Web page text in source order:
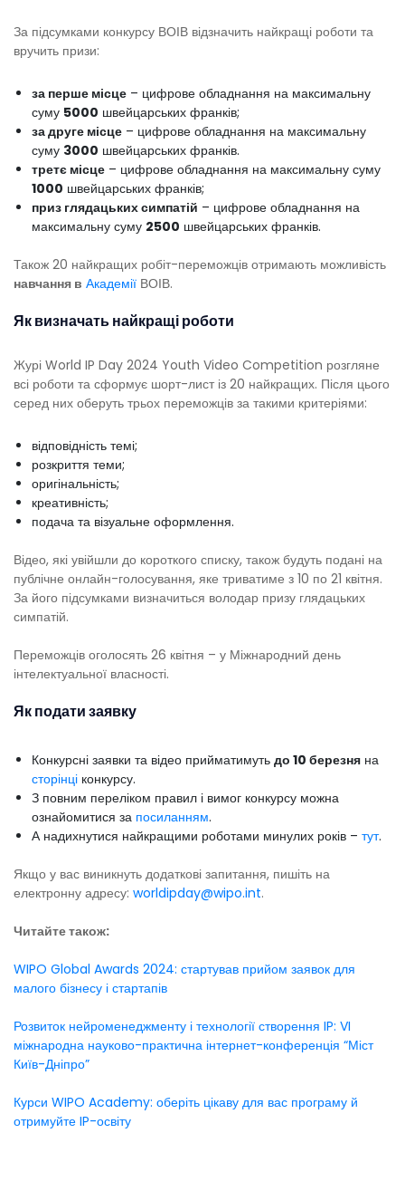
За підсумками конкурсу ВОІВ відзначить найкращі роботи та
вручить призи:
за перше місце – цифрове обладнання на максимальну
суму 5000 швейцарських франків;
за друге місце – цифрове обладнання на максимальну
суму 3000 швейцарських франків.
третє місце – цифрове обладнання на максимальну суму
1000 швейцарських франків;
приз глядацьких симпатій – цифрове обладнання на
максимальну суму 2500 швейцарських франків.
Також 20 найкращих робіт-переможців отримають можливість
навчання в Академії ВОІВ.
Як визначать найкращі роботи
Журі World IP Day 2024 Youth Video Competition розгляне
всі роботи та сформує шорт-лист із 20 найкращих. Після цього
серед них оберуть трьох переможців за такими критеріями:
відповідність темі;
розкриття теми;
оригінальність;
креативність;
подача та візуальне оформлення.
Відео, які увійшли до короткого списку, також будуть подані на
публічне онлайн-голосування, яке триватиме з 10 по 21 квітня.
За його підсумками визначиться володар призу глядацьких
симпатій.
Переможців оголосять 26 квітня – у Міжнародний день
інтелектуальної власності.
Як подати заявку
Конкурсні заявки та відео прийматимуть до 10 березня на
сторінці конкурсу.
З повним переліком правил і вимог конкурсу можна
ознайомитися за посиланням.
А надихнутися найкращими роботами минулих років – тут.
Якщо у вас виникнуть додаткові запитання, пишіть на
електронну адресу: worldipday@wipo.int.
Читайте також:
WIPO Global Awards 2024: стартував прийом заявок для
малого бізнесу і стартапів
Розвиток нейроменеджменту і технології створення IP: VI
міжнародна науково-практична інтернет-конференція “Міст
Київ-Дніпро”
Курси WIPO Academy: оберіть цікаву для вас програму й
отримуйте IP-освіту